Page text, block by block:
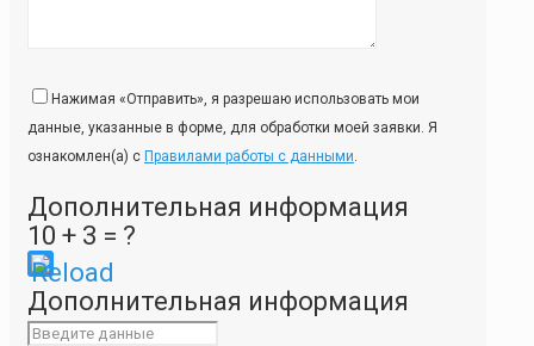
Нажимая «Отправить», я разрешаю использовать мои
данные, указанные в форме, для обработки моей заявки. Я
ознакомлен(а) с Правилами работы с данными.
Дополнительная информация
10 + 3 = ?
Please
enter
Дополнительная информация